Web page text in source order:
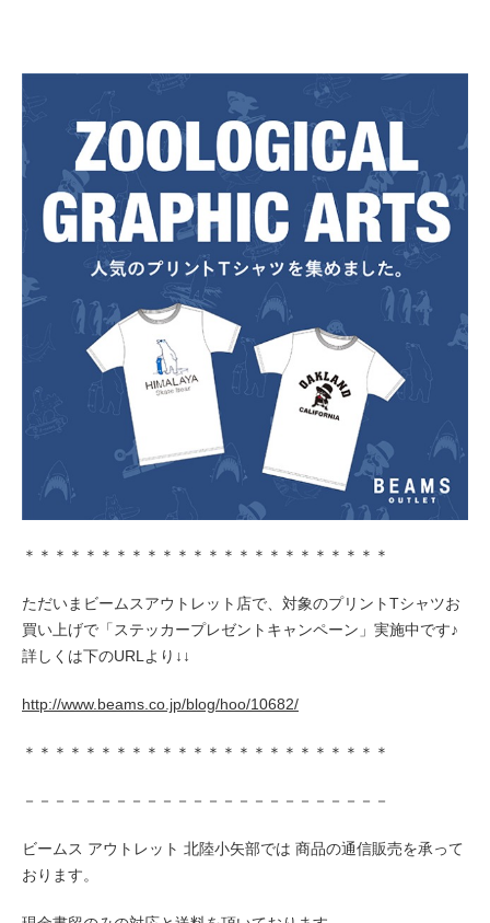
＊＊＊＊＊＊＊＊＊＊＊＊＊＊＊＊＊＊＊＊＊＊＊＊
ただいまビームスアウトレット店で、対象のプリントTシャツお
買い上げで「ステッカープレゼントキャンペーン」実施中です♪
詳しくは下のURLより↓↓
http://www.beams.co.jp/blog/hoo/10682/
＊＊＊＊＊＊＊＊＊＊＊＊＊＊＊＊＊＊＊＊＊＊＊＊
－－－－－－－－－－－－－－－－－－－－－－－－
ビームス アウトレット 北陸小矢部では 商品の通信販売を承って
おります。